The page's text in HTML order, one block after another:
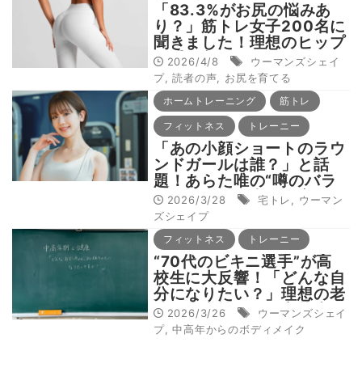
「83.3%がお尻の悩みあ
り？」筋トレ女子200名に
聞きました！理想のヒップ
を手に入れるためにやって
いること
2026/4/8
ウーマンズシェイ
プ,読者の声 お尻を育てる
ホームトレーニング 筋トレ
フィットネス トレーニー
「あの小顔ショートのラウ
ンドガールは誰？」と話
題！あらた唯の“噂のバラ
ンスボディを支える宅トレ
と腸活”
2026/3/28 宅トレ
ウーマン
ズシェイプ
フィットネス トレーニー
“70代のビキニ選手”が高
校生に大反響！「どんな自
分になりたい？」理想の老
後から逆算する、高校生の
ためのフィットネス
2026/3/26
ウーマンズシェイ
プ,中高年からのボディメイク